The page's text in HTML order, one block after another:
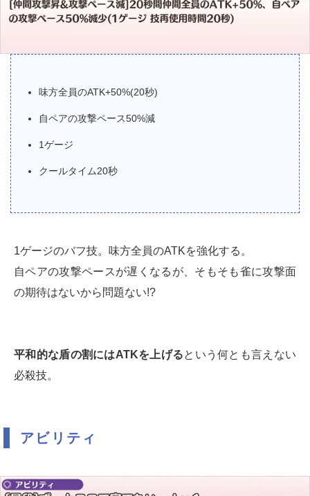
味方全員のATK+50%(20秒)
自ペアの攻撃ペース50%減
1ゲージ
クールタイム20秒
1ゲージのバフ技。味方全員のATKを強化する。
自ペアの攻撃ペースが遅くなるが、そもそも雀に攻撃面
の期待はないから問題ない!?
平和的な盾の割にはATKを上げるという何とも言えない
必殺技。
アビリティ